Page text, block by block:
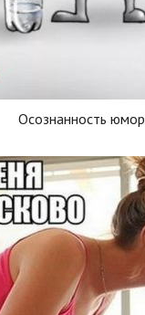
Осознанность юмор